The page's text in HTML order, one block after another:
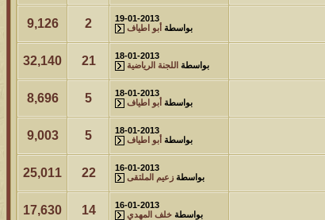
19-01-2013
بواسطة أبو اطياف 2
9,126
18-01-2013
بواسطة اللجنة الرياضية 21
32,140
18-01-2013
بواسطة أبو اطياف 5
8,696
18-01-2013
بواسطة أبو اطياف 5
9,003
16-01-2013
بواسطة زعيم الملتقى 22
25,011
16-01-2013
بواسطة خلف المهدي 14
17,630